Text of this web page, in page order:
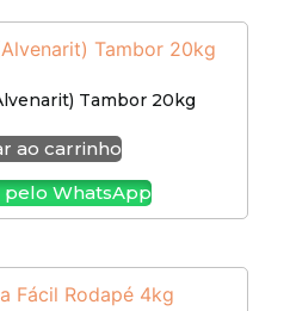
Tambor 20kg
ao carrinho
WhatsApp